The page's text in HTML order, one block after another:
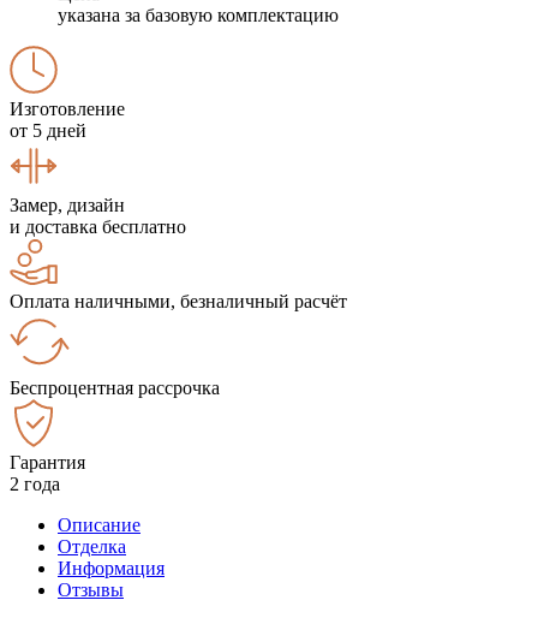
указана за базовую комплектацию
Изготовление
от 5 дней
Замер, дизайн
и доставка бесплатно
Оплата наличными, безналичный расчёт
Беспроцентная рассрочка
Гарантия
2 года
Описание
Отделка
Информация
Отзывы